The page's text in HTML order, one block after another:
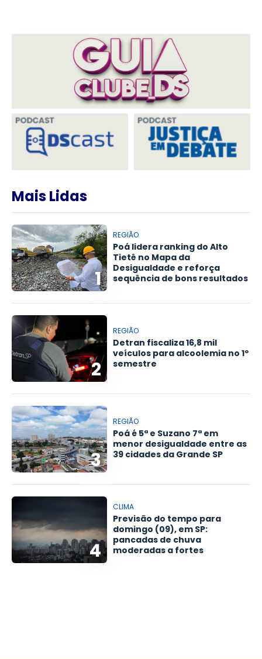
Mais Lidas
1
REGIÃO
Poá lidera ranking do Alto
Tietê no Mapa da
Desigualdade e reforça
sequência de bons resultados
2
REGIÃO
Detran fiscaliza 16,8 mil
veículos para alcoolemia no 1º
semestre
3
REGIÃO
Poá é 5ª e Suzano 7ª em
menor desigualdade entre as
39 cidades da Grande SP
4
CLIMA
Previsão do tempo para
domingo (09), em SP:
pancadas de chuva
moderadas a fortes